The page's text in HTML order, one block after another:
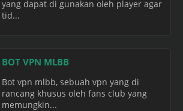
yang dapat di gunakan oleh player agar
tid...
BOT VPN MLBB
Bot vpn mlbb, sebuah vpn yang di
rancang khusus oleh fans club yang
memungkin...